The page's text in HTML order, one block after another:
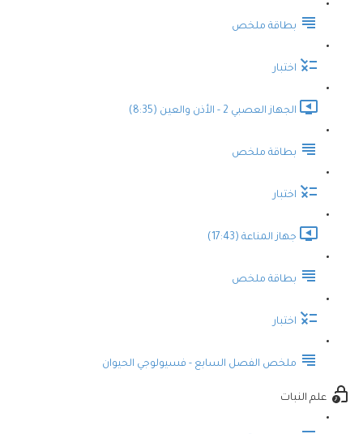
بطاقة ملخص
اختبار
الجهاز العصبي 2 - الأذن والعين (8:35)
بطاقة ملخص
اختبار
جهاز المناعة (17:43)
بطاقة ملخص
اختبار
ملخص الفصل السابع - فسيولوجي الحيوان
علم النبات